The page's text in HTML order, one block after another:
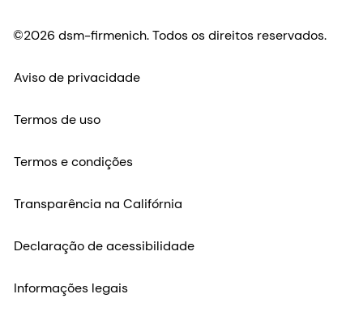
©2026 dsm-firmenich. Todos os direitos reservados.
Aviso de privacidade
Termos de uso
Termos e condições
Transparência na Califórnia
Declaração de acessibilidade
Informações legais